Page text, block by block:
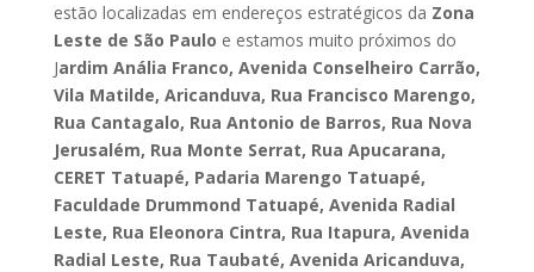
estão localizadas em endereços estratégicos da Zona
Leste de São Paulo e estamos muito próximos do
Jardim Anália Franco, Avenida Conselheiro Carrão,
Vila Matilde, Aricanduva, Rua Francisco Marengo,
Rua Cantagalo, Rua Antonio de Barros, Rua Nova
Jerusalém, Rua Monte Serrat, Rua Apucarana,
CERET Tatuapé, Padaria Marengo Tatuapé,
Faculdade Drummond Tatuapé, Avenida Radial
Leste, Rua Eleonora Cintra, Rua Itapura, Avenida
Radial Leste, Rua Taubaté, Avenida Aricanduva,